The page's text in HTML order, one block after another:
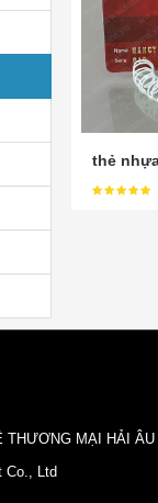
thẻ
THƯƠNG MẠI HẢI ÂU
Co., Ltd